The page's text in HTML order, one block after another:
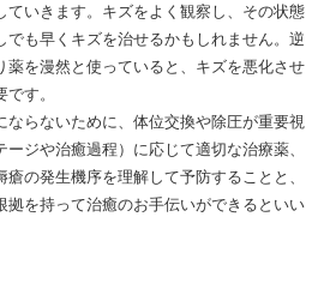
ていきます。キズをよく観察し、その状態
でも早くキズを治せるかもしれません。逆
薬を漫然と使っていると、キズを悪化させ
す。
らないために、体位交換や除圧が重要視
ジや治癒過程）に応じて適切な治療薬、
の発生機序を理解して予防することと、
拠を持って治癒のお手伝いができるといい